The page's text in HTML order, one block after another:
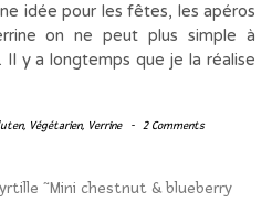
idée pour les fêtes, les apéros
on ne peut plus simple à
y a longtemps que je la réalise
, Végétarien, Verrine - 2 Comments